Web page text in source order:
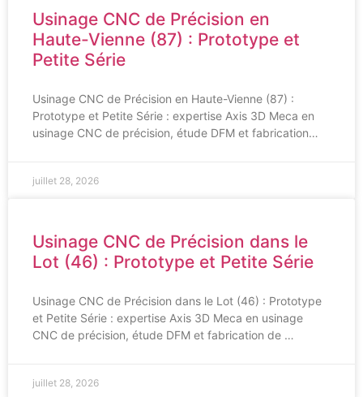
Usinage CNC de Précision en
Haute-Vienne (87) : Prototype et
Petite Série
Usinage CNC de Précision en Haute-Vienne (87) :
Prototype et Petite Série : expertise Axis 3D Meca en
usinage CNC de précision, étude DFM et fabrication…
juillet 28, 2026
Usinage CNC de Précision dans le
Lot (46) : Prototype et Petite Série
Usinage CNC de Précision dans le Lot (46) : Prototype
et Petite Série : expertise Axis 3D Meca en usinage
CNC de précision, étude DFM et fabrication de …
juillet 28, 2026